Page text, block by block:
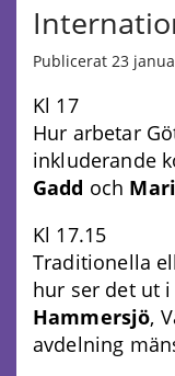
Publicerat 23
Kl 17
Hur arbetar
inkluderande
Gadd och
Kl 17.15
Traditionella
hur ser det ut
Hammersjö,
avdelning